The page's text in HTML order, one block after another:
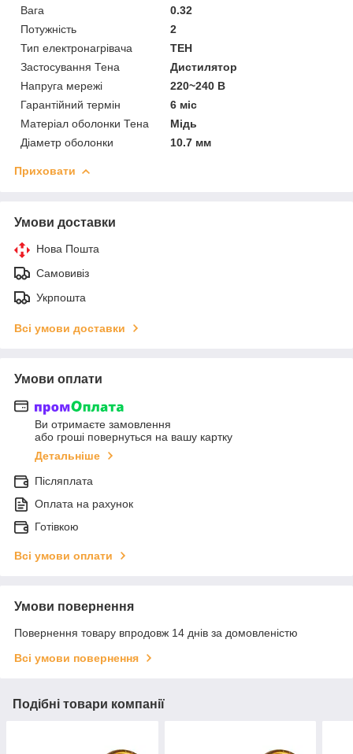
Вага
0.32
Потужність
2
Тип електронагрівача
ТЕН
Застосування Тена
Дистилятор
Напруга мережі
220~240 В
Гарантійний термін
6 міс
Матеріал оболонки Тена
Мідь
Діаметр оболонки
10.7 мм
Приховати
Умови доставки
Нова Пошта
Самовивіз
Укрпошта
Всі умови доставки
Умови оплати
Ви отримаєте замовлення
або гроші повернуться на вашу картку
Детальніше
Післяплата
Оплата на рахунок
Готівкою
Всі умови оплати
Умови повернення
Повернення товару впродовж 14 днів за домовленістю
Всі умови повернення
Подібні товари компанії